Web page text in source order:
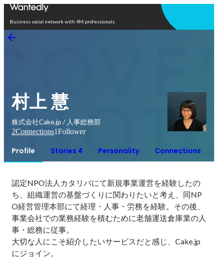
Business social network with 4M professionals
村上 慧
株式会社Cake.jp / 人事総務部
2Connections1Follower
Profile Stories 4 Personality Connections
認定NPO法人カタリバにて新規事業運営を経験したの
ち、組織運営の基盤づくりに関わりたいと考え、同NP
O経営管理本部にて経理・人事・労務を経験。その後、
事業会社での業務経験を積むために老舗運送倉庫業の人
事・総務に従事。
大切な人にこそ紹介したいサービスだと感じ、Cake.jp
にジョイン。